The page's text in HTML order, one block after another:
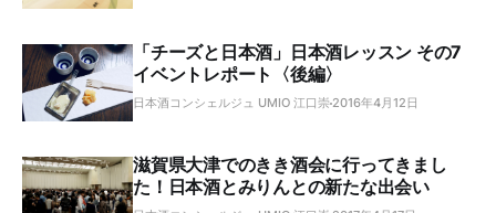
「チーズと日本酒」日本酒レッスン その7
イベントレポート〈後編〉
日本酒コンシェルジュ UMIO 江口崇 2016年4月12日
滋賀県大津でのきき酒会に行ってきまし
た！日本酒とみりんとの新たな出会い